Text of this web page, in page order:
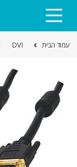
עמוד הבית DVI